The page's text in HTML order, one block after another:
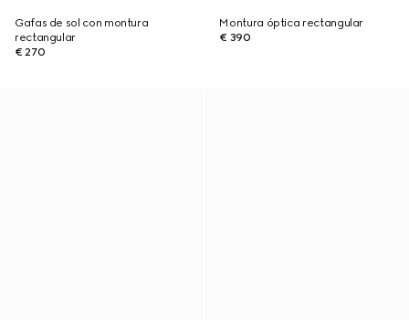
Gafas de sol con montura
rectangular
€ 270
Montura óptica rectangular
€ 390